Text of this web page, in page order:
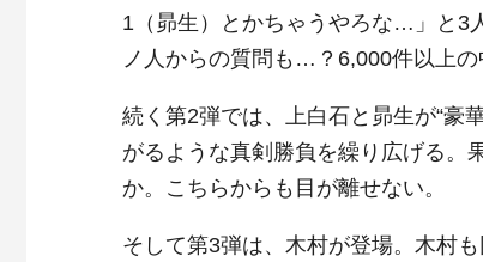
1（昴生）とかちゃうやろな…」と3
ノ人からの質問も…？6,000件以上の
続く第2弾では、上白石と昴生が“豪
がるような真剣勝負を繰り広げる。
か。こちらからも目が離せない。
そして第3弾は、木村が登場。木村